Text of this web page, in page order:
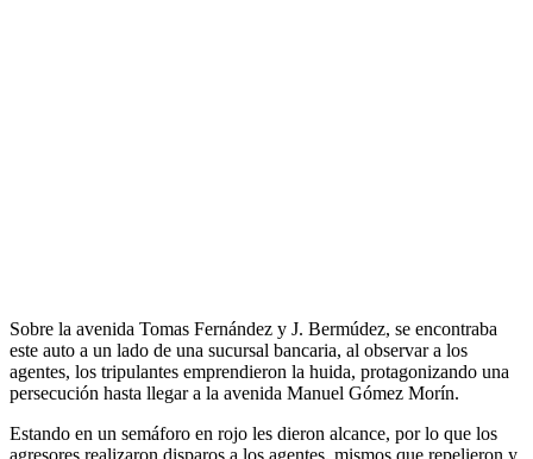
Sobre la avenida Tomas Fernández y J. Bermúdez, se encontraba
este auto a un lado de una sucursal bancaria, al observar a los
agentes, los tripulantes emprendieron la huida, protagonizando una
persecución hasta llegar a la avenida Manuel Gómez Morín.
Estando en un semáforo en rojo les dieron alcance, por lo que los
agresores realizaron disparos a los agentes, mismos que repelieron y